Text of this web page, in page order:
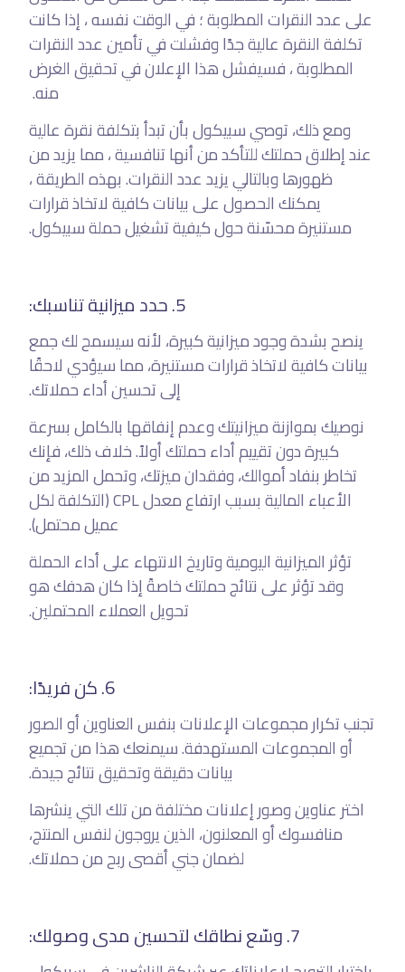
على عدد النقرات المطلوبة ؛ في الوقت نفسه ، إذا كانت
تكلفة النقرة عالية جدًا وفشلت في تأمين عدد النقرات
المطلوبة ، فسيفشل هذا الإعلان في تحقيق الغرض
منه.
ومع ذلك، توصي سبيكول بأن تبدأ بتكلفة نقرة عالية
عند إطلاق حملتك للتأكد من أنها تنافسية ، مما يزيد من
ظهورها وبالتالي يزيد عدد النقرات. بهذه الطريقة ،
يمكنك الحصول على بيانات كافية لاتخاذ قرارات
مستنيرة محسّنة حول كيفية تشغيل حملة سبيكول.
5. حدد ميزانية تناسبك:
ينصح بشدة وجود ميزانية كبيرة، لأنه سيسمح لك جمع
بيانات كافية لاتخاذ قرارات مستنيرة، مما سيؤدي لاحقًا
إلى تحسين أداء حملاتك.
نوصيك بموازنة ميزانيتك وعدم إنفاقها بالكامل بسرعة
كبيرة دون تقييم أداء حملتك أولاً. خلاف ذلك، فإنك
تخاطر بنفاد أموالك، وفقدان ميزتك، وتحمل المزيد من
الأعباء المالية بسبب ارتفاع معدل CPL (التكلفة لكل
عميل محتمل).
تؤثر الميزانية اليومية وتاريخ الانتهاء على أداء الحملة
وقد تؤثر على نتائج حملتك خاصةً إذا كان هدفك هو
تحويل العملاء المحتملين.
6. كن فريدًا:
تجنب تكرار مجموعات الإعلانات بنفس العناوين أو الصور
أو المجموعات المستهدفة. سيمنعك هذا من تجميع
بيانات دقيقة وتحقيق نتائج جيدة.
اختر عناوين وصور إعلانات مختلفة من تلك التي ينشرها
منافسوك أو المعلنون، الذين يروجون لنفس المنتج،
لضمان جني أقصى ربح من حملاتك.
7. وسّع نطاقك لتحسين مدى وصولك: